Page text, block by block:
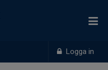
Logga in